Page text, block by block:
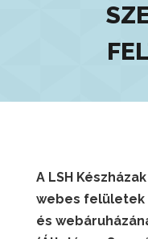
A LSH
webes felületek
és